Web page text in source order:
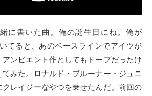
に書いた曲。俺の誕生日にね。俺が
てると、あのベースラインでアイツが
ンビエント作としてもドープだったけ
みた。ロナルド・ブルーナー・ジュニ
レイジーなやつを乗せたんだ。前回の